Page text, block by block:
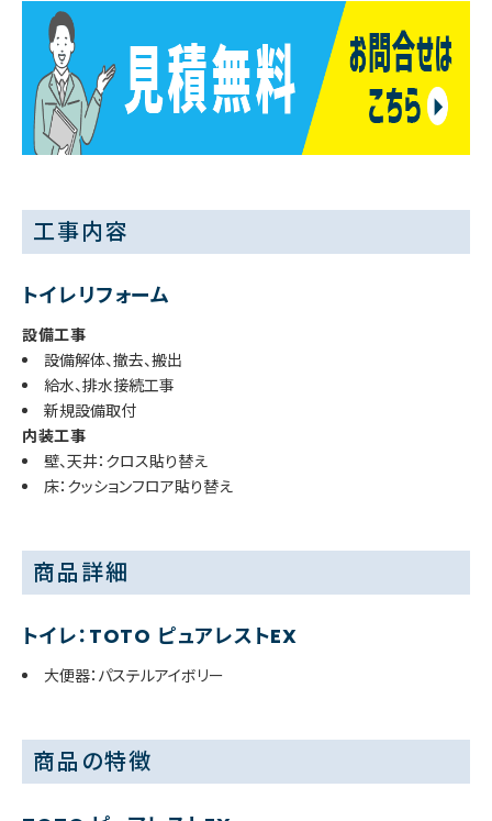
工事内容
トイレリフォーム
設備工事
設備解体、撤去、搬出
給水、排水接続工事
新規設備取付
内装工事
壁、天井：クロス貼り替え
床：クッションフロア貼り替え
商品詳細
トイレ：TOTO ピュアレストEX
大便器：パステルアイボリー
商品の特徴